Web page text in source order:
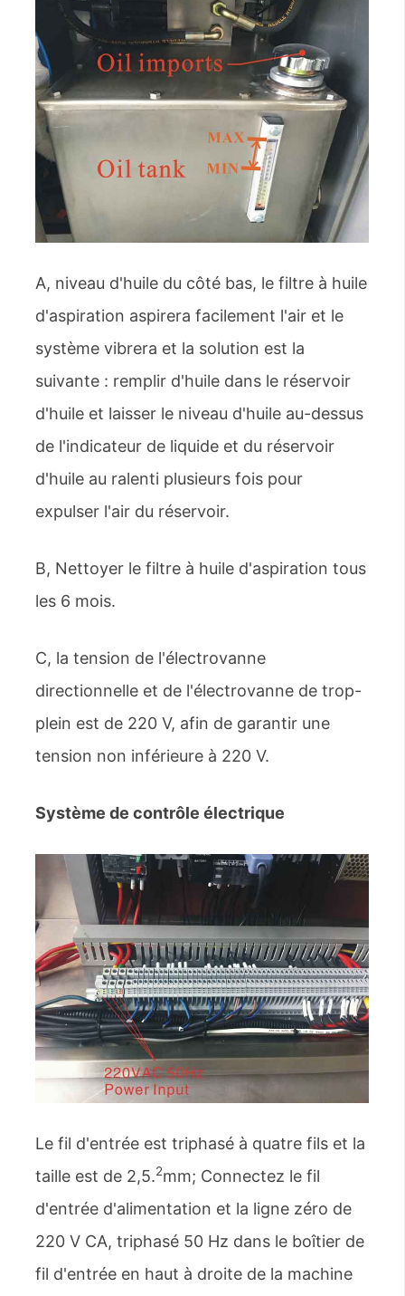
A, niveau d'huile du côté bas, le filtre à huile
d'aspiration aspirera facilement l'air et le
système vibrera et la solution est la
suivante : remplir d'huile dans le réservoir
d'huile et laisser le niveau d'huile au-dessus
de l'indicateur de liquide et du réservoir
d'huile au ralenti plusieurs fois pour
expulser l'air du réservoir.
B, Nettoyer le filtre à huile d'aspiration tous
les 6 mois.
C, la tension de l'électrovanne
directionnelle et de l'électrovanne de trop-
plein est de 220 V, afin de garantir une
tension non inférieure à 220 V.
Système de contrôle électrique
Le fil d'entrée est triphasé à quatre fils et la
taille est de 2,5.2mm; Connectez le fil
d'entrée d'alimentation et la ligne zéro de
220 V CA, triphasé 50 Hz dans le boîtier de
fil d'entrée en haut à droite de la machine